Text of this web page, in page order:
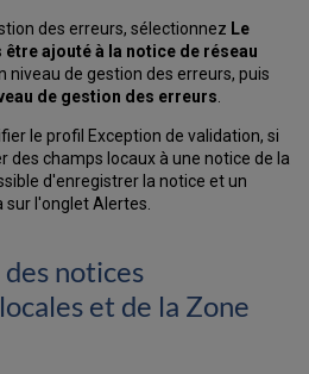
des erreurs, sélectionnez Le
être ajouté à la notice de réseau
niveau de gestion des erreurs, puis
de gestion des erreurs
le profil Exception de validation, si
des champs locaux à une notice de la
d'enregistrer la notice et un
l'onglet Alertes.
notices
et de la Zone